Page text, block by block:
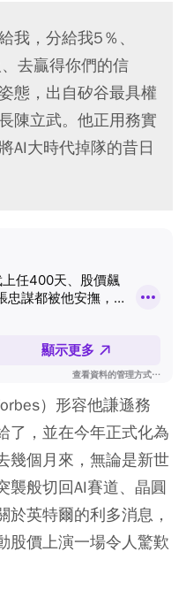
我，分給我5％、
去贏得你們的信
態，出自矽谷最具權
陳立武。他正用務實
AI大時代掉隊的昔日
）形容他謙遜務
了，並在今年正式化為
幾個月來，無論是新世
襲般切回AI賽道、晶圓
英特爾的利多消息，
股價上演一場令人驚歎